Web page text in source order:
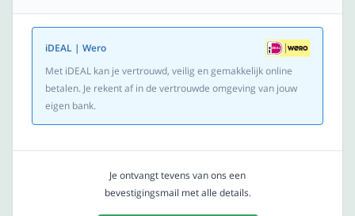
iDEAL | Wero
Met iDEAL kan je vertrouwd, veilig en gemakkelijk online
betalen. Je rekent af in de vertrouwde omgeving van jouw
eigen bank.
Je ontvangt tevens van ons een
bevestigingsmail met alle details.